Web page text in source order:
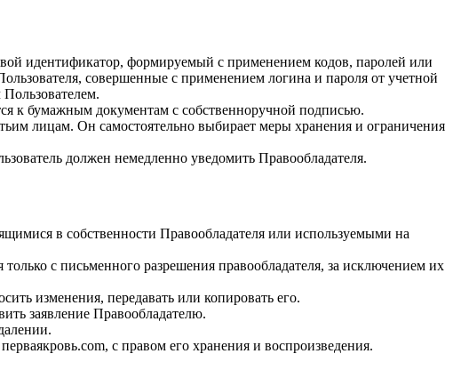
идентификатор, формируемый с применением кодов, паролей или
совершенные с применением логина и пароля от учетной
к бумажным документам с собственноручной подписью.
лицам. Он самостоятельно выбирает меры хранения и ограничения
должен немедленно уведомить Правообладателя.
в собственности Правообладателя или используемыми на
с письменного разрешения правообладателя, за исключением их
изменения, передавать или копировать его.
заявление Правообладателю.
с правом его хранения и воспроизведения.